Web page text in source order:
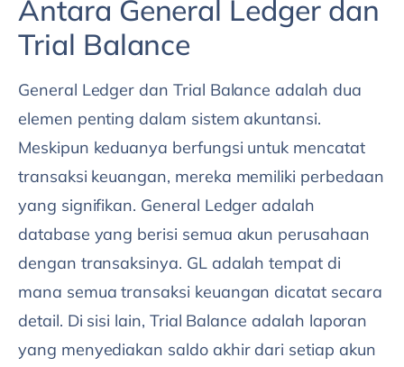
Antara General Ledger dan
Trial Balance
General Ledger dan Trial Balance adalah dua
elemen penting dalam sistem akuntansi.
Meskipun keduanya berfungsi untuk mencatat
transaksi keuangan, mereka memiliki perbedaan
yang signifikan. General Ledger adalah
database yang berisi semua akun perusahaan
dengan transaksinya. GL adalah tempat di
mana semua transaksi keuangan dicatat secara
detail. Di sisi lain, Trial Balance adalah laporan
yang menyediakan saldo akhir dari setiap akun